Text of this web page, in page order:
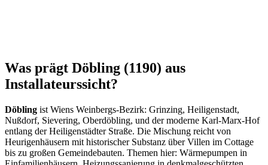
Was prägt Döbling (1190) aus
Installateurssicht?
Döbling ist Wiens Weinbergs-Bezirk: Grinzing, Heiligenstadt,
Nußdorf, Sievering, Oberdöbling, und der moderne Karl-Marx-Hof
entlang der Heiligenstädter Straße. Die Mischung reicht von
Heurigenhäusern mit historischer Substanz über Villen im Cottage
bis zu großen Gemeindebauten. Themen hier: Wärmepumpen in